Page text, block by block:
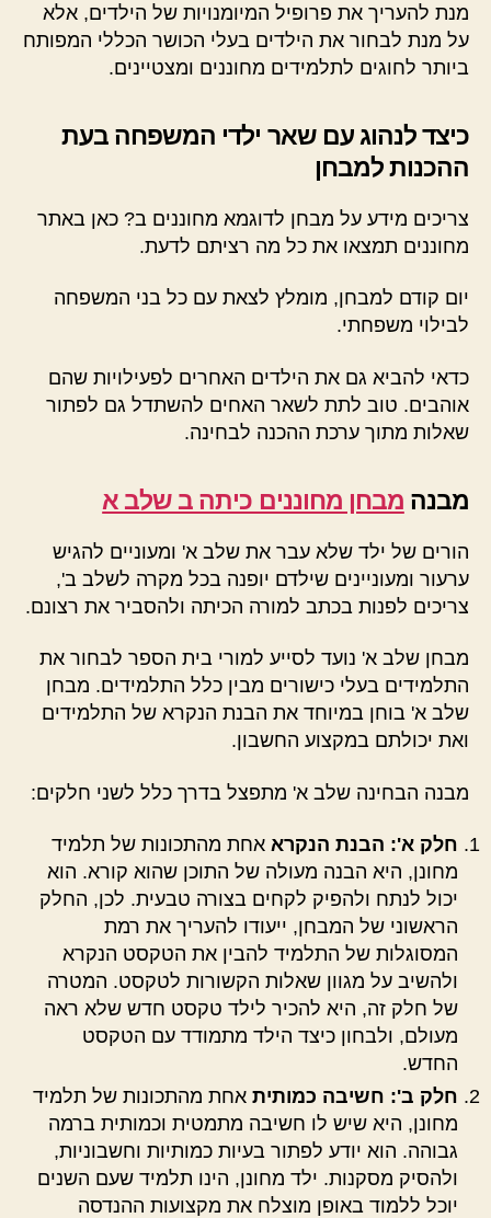
מנת להעריך את פרופיל המיומנויות של הילדים, אלא
על מנת לבחור את הילדים בעלי הכושר הכללי המפותח
ביותר לחוגים לתלמידים מחוננים ומצטיינים.
כיצד לנהוג עם שאר ילדי המשפחה בעת
ההכנות למבחן
צריכים מידע על מבחן לדוגמא מחוננים ב? כאן באתר
מחוננים תמצאו את כל מה רציתם לדעת.
יום קודם למבחן, מומלץ לצאת עם כל בני המשפחה
לבילוי משפחתי.
כדאי להביא גם את הילדים האחרים לפעילויות שהם
אוהבים. טוב לתת לשאר האחים להשתדל גם לפתור
שאלות מתוך ערכת ההכנה לבחינה.
מבנה מבחן מחוננים כיתה ב שלב א
הורים של ילד שלא עבר את שלב א' ומעוניים להגיש
ערעור ומעוניינים שילדם יופנה בכל מקרה לשלב ב',
צריכים לפנות בכתב למורה הכיתה ולהסביר את רצונם.
מבחן שלב א' נועד לסייע למורי בית הספר לבחור את
התלמידים בעלי כישורים מבין כלל התלמידים. מבחן
שלב א' בוחן במיוחד את הבנת הנקרא של התלמידים
ואת יכולתם במקצוע החשבון.
מבנה הבחינה שלב א' מתפצל בדרך כלל לשני חלקים:
חלק א': הבנת הנקרא אחת מהתכונות של תלמיד
מחונן, היא הבנה מעולה של התוכן שהוא קורא. הוא
יכול לנתח ולהפיק לקחים בצורה טבעית. לכן, החלק
הראשוני של המבחן, ייעודו להעריך את רמת
המסוגלות של התלמיד להבין את הטקסט הנקרא
ולהשיב על מגוון שאלות הקשורות לטקסט. המטרה
של חלק זה, היא להכיר לילד טקסט חדש שלא ראה
מעולם, ולבחון כיצד הילד מתמודד עם הטקסט
החדש.
חלק ב': חשיבה כמותית אחת מהתכונות של תלמיד
מחונן, היא שיש לו חשיבה מתמטית וכמותית ברמה
גבוהה. הוא יודע לפתור בעיות כמותיות וחשבוניות,
ולהסיק מסקנות. ילד מחונן, הינו תלמיד שעם השנים
יוכל ללמוד באופן מוצלח את מקצועות ההנדסה